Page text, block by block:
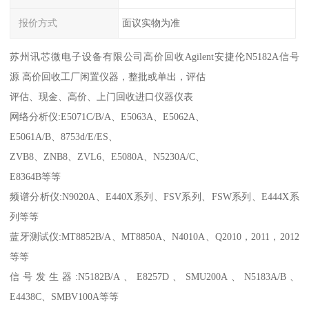
报价方式 面议实物为准
苏州讯芯微电子设备有限公司高价回收Agilent安捷伦N5182A信号
源 高价回收工厂闲置仪器，整批或单出，评估
评估、现金、高价、上门回收进口仪器仪表
网络分析仪:E5071C/B/A、E5063A、E5062A、
E5061A/B、8753d/E/ES、
ZVB8、ZNB8、ZVL6、E5080A、N5230A/C、
E8364B等等
频谱分析仪:N9020A、E440X系列、FSV系列、FSW系列、E444X系
列等等
蓝牙测试仪:MT8852B/A、MT8850A、N4010A、Q2010，2011，2012
等等
信号发生器:N5182B/A、E8257D、SMU200A、N5183A/B、
E4438C、SMBV100A等等